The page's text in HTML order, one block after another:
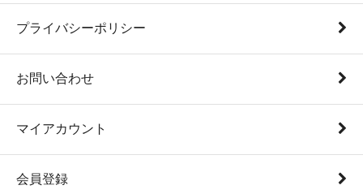
プライバシーポリシー
お問い合わせ
マイアカウント
会員登録